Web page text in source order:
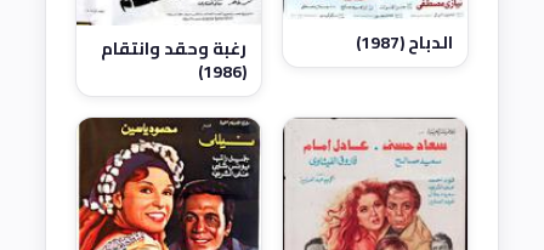
الدباح (1987) رغبة وحقد وانتقام
(1986)